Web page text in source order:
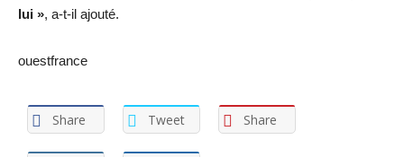
lui », a-t-il ajouté.
ouestfrance
Share Tweet Share